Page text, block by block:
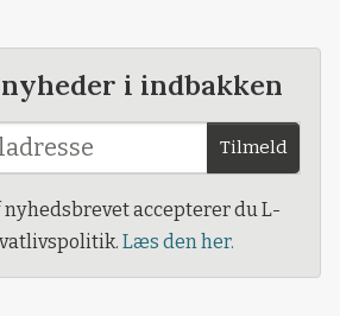
i indbakken
Tilmeld
accepterer du L-
Læs den her.